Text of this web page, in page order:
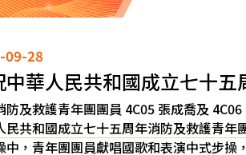
09-28
中華人民共和國成立七十
防及救護青年團團員 4C05 張成喬及
民共和國成立七十五周年消防及救護青年
中，青年團團員獻唱國歌和表演中式步